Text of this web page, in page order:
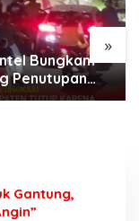
»
Naneng
Dalam
Kumpul Kebo,
Gantung,